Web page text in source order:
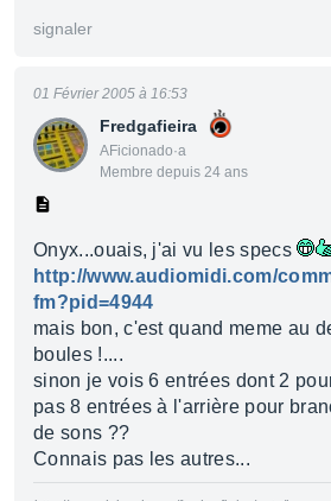
signaler
Fredgafieira
AFicionado·a
Membre depuis 24 ans
01 Février 2005 à 16:53
Onyx...ouais, j'ai vu les specs
http://www.audiomidi.com/
fm?pid=4944
mais bon, c'est quand meme au
boules !....
sinon je vois 6 entrées dont 2
pas 8 entrées à l'arrière pour
de sons ??
Connais pas les autres...